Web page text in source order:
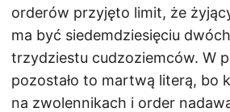
orderów przyjęto limit, że
ma być siedemdziesięciu
trzydziestu cudzoziemców. W
pozostało to martwą literą, bo
na zwolennikach i order